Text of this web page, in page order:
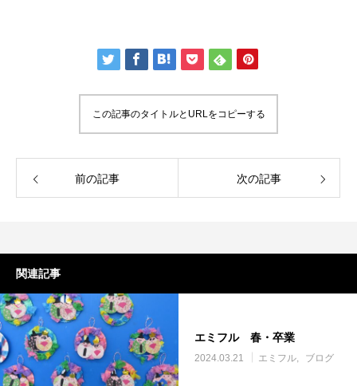
この記事のタイトルとURLをコピーする
前の記事 次の記事
関連記事
エミフル 春・卒業
2024.03.21 エミフル ブログ